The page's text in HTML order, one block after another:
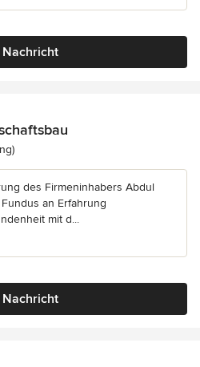
Nachricht
5 von 5 Sternen
des Firmeninhabers Abdul
an Erfahrung
mit d...
Nachricht